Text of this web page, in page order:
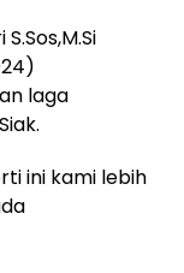
laga
ini kami lebih